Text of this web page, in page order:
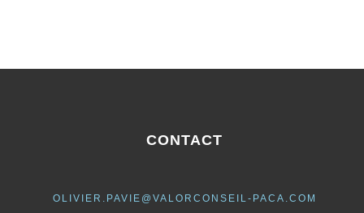
CONTACT
OLIVIER.PAVIE@VALORCONSEIL-PACA.COM